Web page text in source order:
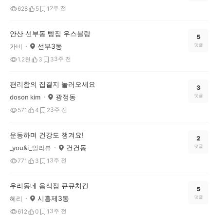
628 5 1 2주 전
안산 선부동 빵집 우스블랑
가비 선부3동
1.2천 3 33주 전
5
댓글
편리함의 집결지 놀러오세요
doson kim 광정동
571 4 23주 전
3
댓글
운동하며 건강도 챙겨요!
_you&i_알랴뷰 건건동
771 3 1 3주 전
2
댓글
우리동네 음식점 큐큐치킨
혜리 시흥제3동
612 0 1 3주 전
5
댓글